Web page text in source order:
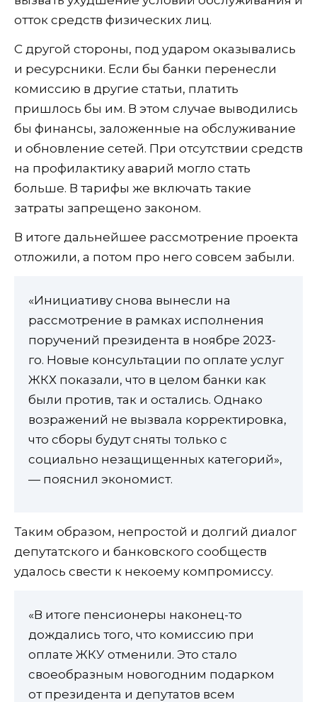
отток средств физических лиц.
С другой стороны, под ударом оказывались
и ресурсники. Если бы банки перенесли
комиссию в другие статьи, платить
пришлось бы им. В этом случае выводились
бы финансы, заложенные на обслуживание
и обновление сетей. При отсутствии средств
на профилактику аварий могло стать
больше. В тарифы же включать такие
затраты запрещено законом.
В итоге дальнейшее рассмотрение проекта
отложили, а потом про него совсем забыли.
«Инициативу снова вынесли на
рассмотрение в рамках исполнения
поручений президента в ноябре 2023-
го. Новые консультации по оплате услуг
ЖКХ показали, что в целом банки как
были против, так и остались. Однако
возражений не вызвала корректировка,
что сборы будут сняты только с
социально незащищенных категорий»,
— пояснил экономист.
Таким образом, непростой и долгий диалог
депутатского и банковского сообществ
удалось свести к некоему компромиссу.
«В итоге пенсионеры наконец-то
дождались того, что комиссию при
оплате ЖКУ отменили. Это стало
своеобразным новогодним подарком
от президента и депутатов всем